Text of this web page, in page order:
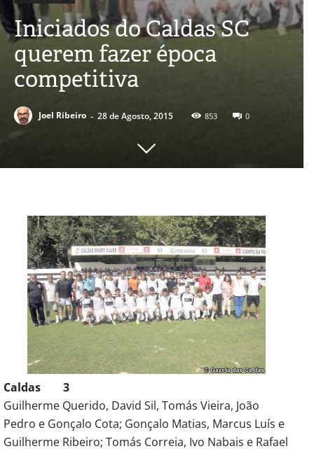
Iniciados do Caldas SC
querem fazer época
competitiva
Joel Ribeiro - 28 de Agosto, 2015 853 0
Caldas 3
Guilherme Querido, David Sil, Tomás Vieira, João
Pedro e Gonçalo Cota; Gonçalo Matias, Marcus Luís e
Guilherme Ribeiro; Tomás Correia, Ivo Nabais e Rafael